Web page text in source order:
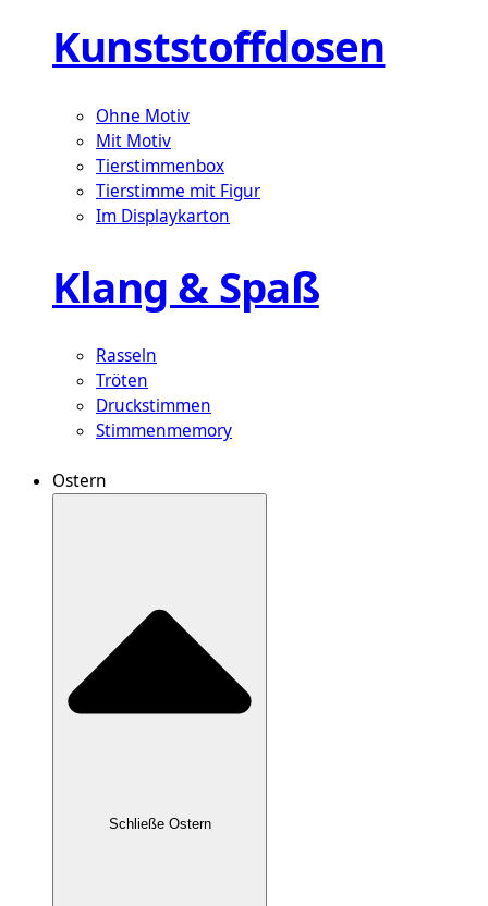
Kunststoffdosen
Ohne Motiv
Mit Motiv
Tierstimmenbox
Tierstimme mit Figur
Im Displaykarton
Klang & Spaß
Rasseln
Tröten
Druckstimmen
Stimmenmemory
Ostern
Schließe Ostern